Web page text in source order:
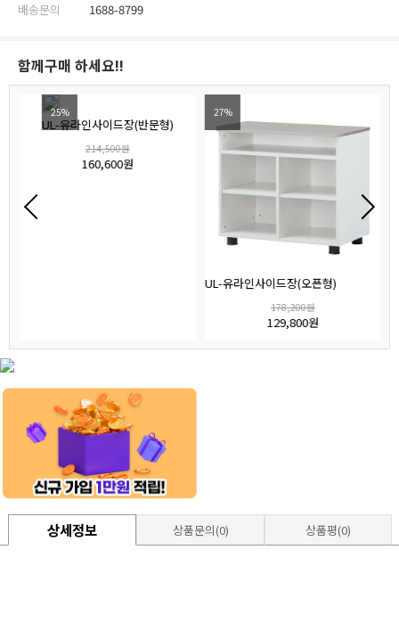
배송문의
1688-8799
함께구매 하세요!!
25%
UL-유라인사이드장(반문형)
214,500원
160,600원
27%
UL-유라인사이드장(오픈형)
178,200원
129,800원
상세정보 상품문의(0) 상품평(0)